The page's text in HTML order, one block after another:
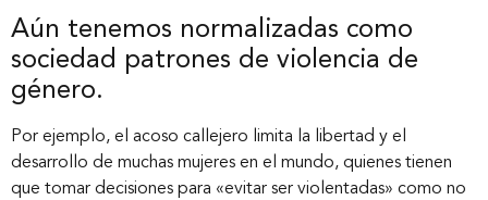
Aún tenemos normalizadas como
sociedad patrones de violencia de
género.
Por ejemplo, el acoso callejero limita la libertad y el
desarrollo de muchas mujeres en el mundo, quienes tienen
que tomar decisiones para «evitar ser violentadas» como no